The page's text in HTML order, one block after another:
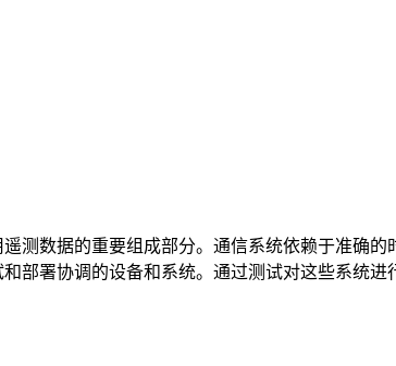
测数据的重要组成部分。通信系统依赖于准确
部署协调的设备和系统。通过测试对这些系统